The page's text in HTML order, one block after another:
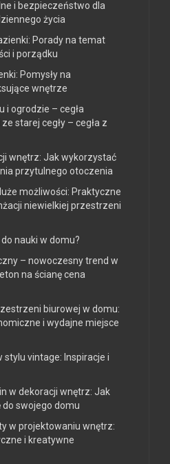
i bezpieczeństwo dla
życia
Porady na temat
i porządku
Pomysły na
wnętrze
i ogrodzie – cegła
starej cegły – cegła z
wnętrz: Jak wykorzystać
przytulnego otoczenia
możliwości: Praktyczne
niewielkiej przestrzeni
nauki w domu?
– nowoczesny trend w
na ścianę cena
biurowej w domu:
i wydajne miejsce
stylu vintage: Inspiracje i
w dekoracji wnętrz: Jak
swojego domu
w projektowaniu wnętrz:
i kreatywne